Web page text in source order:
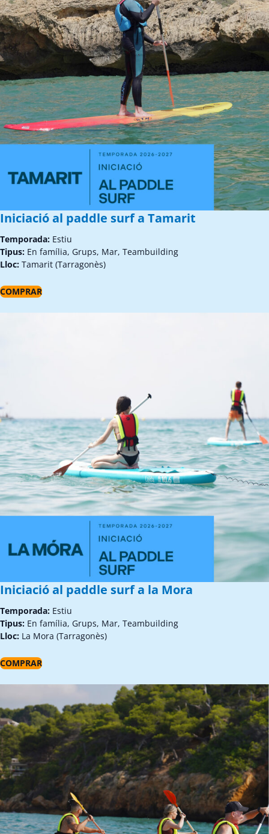
Iniciació al paddle surf a Tamarit
Temporada: Estiu
Tipus: En família, Grups, Mar, Teambuilding
Lloc: Tamarit (Tarragonès)
COMPRAR
Iniciació al paddle surf a la Mora
Temporada: Estiu
Tipus: En família, Grups, Mar, Teambuilding
Lloc: La Mora (Tarragonès)
COMPRAR